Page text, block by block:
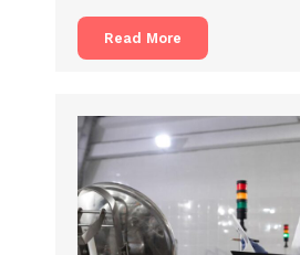
Read More